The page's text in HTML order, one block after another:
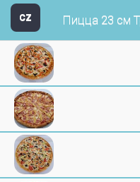
CZ Пицца 23 см